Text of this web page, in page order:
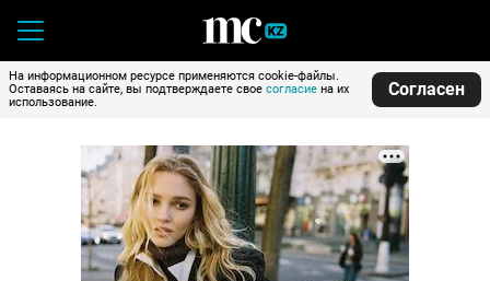
На информационном ресурсе применяются cookie-файлы.
Оставаясь на сайте, вы подтверждаете свое согласие на их
использование.
Согласен